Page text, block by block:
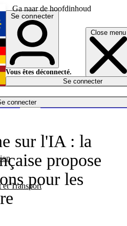
Ga naar de hoofdinhoud
Close menu
connecter
et Transport
English
Deutsch
Español
Se connecter
Vous êtes déconnecté.
Se connecter
sur l'IA : la
propose
pour les